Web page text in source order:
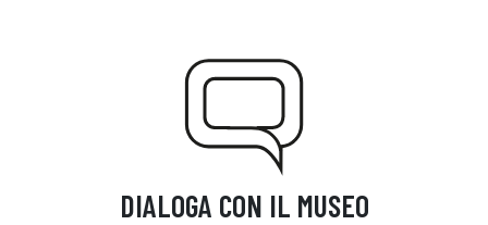
DIALOGA CON IL MUSEO